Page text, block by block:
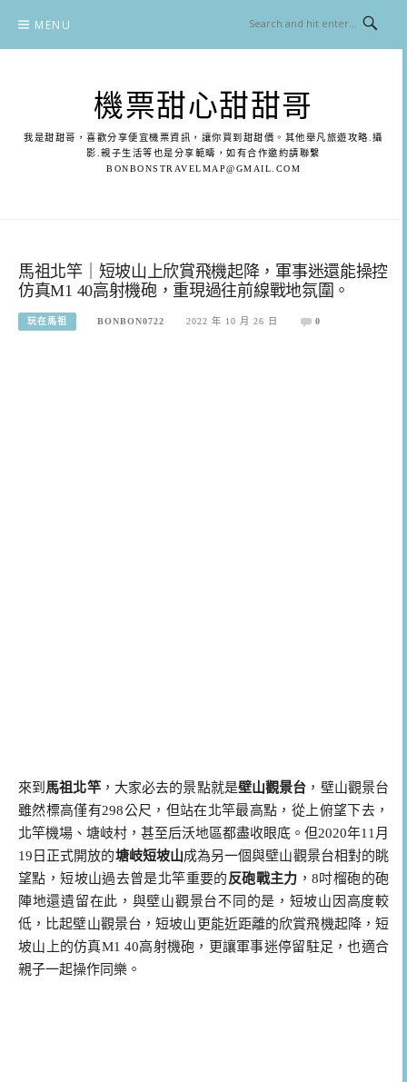
content
MENU
機票甜心甜甜哥
我是甜甜哥，喜歡分享便宜機票資訊，讓你買到甜甜價。其他舉凡旅遊攻略.攝
影.親子生活等也是分享範疇，如有合作邀約請聯繫
BONBONSTRAVELMAP@GMAIL.COM
馬祖北竿｜短坡山上欣賞飛機起降，軍事迷還能操控
仿真M1 40高射機砲，重現過往前線戰地氛圍。
玩在馬祖 BONBON0722 2022 年 10 月 26 日 0
來到 馬祖北竿，大家必去的景點就是壁山觀景台 ，壁山觀景台
雖然標高僅有298公尺，但站在北竿最高點，從上俯望下去，
北竿機場、塘岐村，甚至后沃地區都盡收眼底。但2020年11月
19日正式開放的塘岐短坡山成為另一個與壁山觀景台相對的眺
望點，短坡山過去曾是北竿重要的反砲戰主力 ，8吋榴砲的砲
陣地還遺留在此，與壁山觀景台不同的是，短坡山因高度較
低，比起壁山觀景台，短坡山更能近距離的欣賞飛機起降，短
坡山上的仿真M1 40高射機砲，更讓軍事迷停留駐足，也適合
親子一起操作同樂。